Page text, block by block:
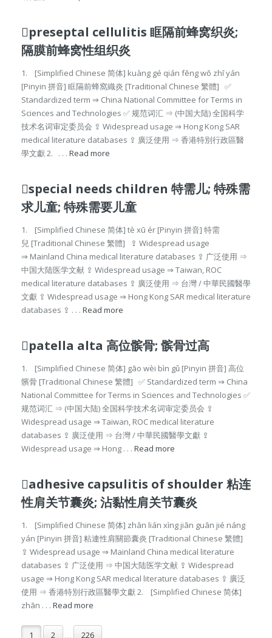
preseptal cellulitis 眶隔前蜂窝织炎;
隔膜前蜂窝性组织炎
1. [Simplified Chinese 简体] kuàng gé qián fēng wō zhī yán
[Pinyin 拼音] 眶隔前蜂窩織炎 [Traditional Chinese 繁體] ✅
Standardized term ⇒ China National Committee for Terms in
Sciences and Technologies ✅ 规范词汇 ⇒ (中国大陆) 全国科学
技术名词审定委员会 ⇪ Widespread usage ⇒ Hong Kong SAR
medical literature databases ⇪ 廣泛使用 ⇒ 香港特別行政區醫
學文獻 2. . . . Read more
special needs children 特需儿; 特殊需
求儿童; 特殊需要儿童
1. [Simplified Chinese 简体] tè xū ér [Pinyin 拼音] 特需
兒 [Traditional Chinese 繁體] ⇪ Widespread usage
⇒ Mainland China medical literature databases ⇪ 广泛使用 ⇒
中国大陆医学文献 ⇪ Widespread usage ⇒ Taiwan, ROC
medical literature databases ⇪ 廣泛使用 ⇒ 台灣 / 中華民國醫學
文獻 ⇪ Widespread usage ⇒ Hong Kong SAR medical literature
databases ⇪ . . . Read more
patella alta 高位髌骨; 髌骨过高
1. [Simplified Chinese 简体] gāo wèi bìn gǔ [Pinyin 拼音] 高位
髕骨 [Traditional Chinese 繁體] ✅ Standardized term ⇒ China
National Committee for Terms in Sciences and Technologies ✅
规范词汇 ⇒ (中国大陆) 全国科学技术名词审定委员会 ⇪
Widespread usage ⇒ Taiwan, ROC medical literature
databases ⇪ 廣泛使用 ⇒ 台灣 / 中華民國醫學文獻 ⇪
Widespread usage ⇒ Hong . . . Read more
adhesive capsulitis of shoulder 粘连
性肩关节囊炎; 沾黏性肩关节囊炎
1. [Simplified Chinese 简体] zhān lián xìng jiān guān jié náng
yán [Pinyin 拼音] 粘連性肩關節囊炎 [Traditional Chinese 繁體]
⇪ Widespread usage ⇒ Mainland China medical literature
databases ⇪ 广泛使用 ⇒ 中国大陆医学文献 ⇪ Widespread
usage ⇒ Hong Kong SAR medical literature databases ⇪ 廣泛
使用 ⇒ 香港特別行政區醫學文獻 2. [Simplified Chinese 简体]
zhān . . . Read more
1 2 … 226